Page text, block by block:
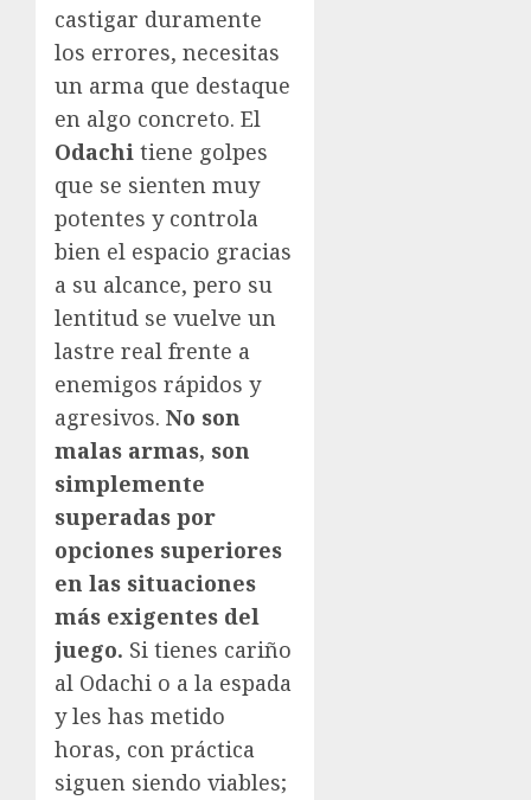
castigar duramente
los errores, necesitas
un arma que destaque
en algo concreto. El
Odachi tiene golpes
que se sienten muy
potentes y controla
bien el espacio gracias
a su alcance, pero su
lentitud se vuelve un
lastre real frente a
enemigos rápidos y
agresivos. No son
malas armas, son
simplemente
superadas por
opciones superiores
en las situaciones
más exigentes del
juego. Si tienes cariño
al Odachi o a la espada
y les has metido
horas, con práctica
siguen siendo viables;